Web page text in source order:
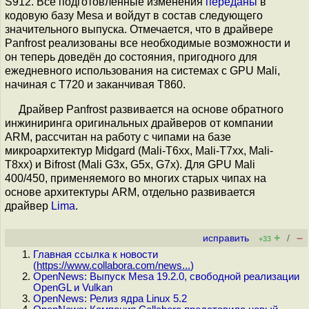
кодовую базу Mesa и войдут в состав следующего
значительного выпуска. Отмечается, что в драйвере
Panfrost реализованы все необходимые возможности и
он теперь доведён до состояния, пригодного для
ежедневного использования на системах с GPU Mali,
начиная с T720 и заканчивая T860.
Драйвер Panfrost развивается на основе обратного
инжиниринга оригинальных драйверов от компании
ARM, рассчитан на работу с чипами на базе
микроархитектур Midgard (Mali-T6xx, Mali-T7xx, Mali-
T8xx) и Bifrost (Mali G3x, G5x, G7x). Для GPU Mali
400/450, применяемого во многих старых чипах на
основе архитектуры ARM, отдельно развивается
драйвер Lima.
исправить +33 + / –
Главная ссылка к новости
(https://www.collabora.com/news...)
OpenNews: Выпуск Mesa 19.2.0, свободной реализации
OpenGL и Vulkan
OpenNews: Релиз ядра Linux 5.2